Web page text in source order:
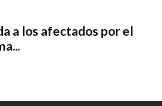
a los afectados por el